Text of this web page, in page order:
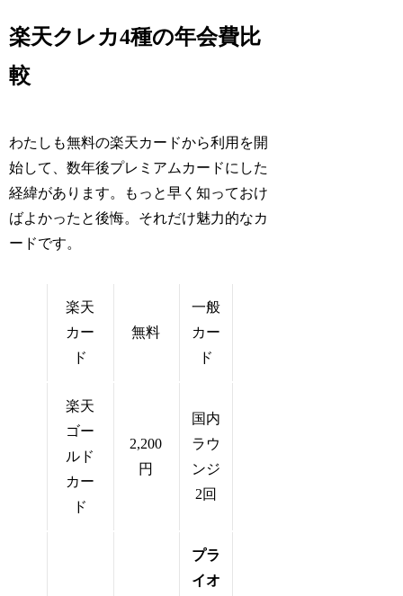
楽天クレカ4種の年会費比
較
わたしも無料の楽天カードから利用を開
始して、数年後プレミアムカードにした
経緯があります。もっと早く知っておけ
ばよかったと後悔。それだけ魅力的なカ
ードです。
楽天
カー
ド
無料
一般
カー
ド
楽天
ゴー
ルド
カー
ド
2,200
円
国内
ラウ
ンジ
2回
プラ
イオ